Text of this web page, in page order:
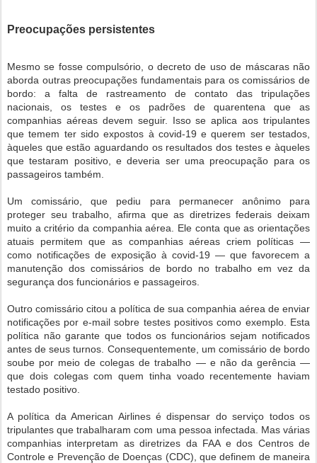
Preocupações persistentes
Mesmo se fosse compulsório, o decreto de uso de máscaras não
aborda outras preocupações fundamentais para os comissários de
bordo: a falta de rastreamento de contato das tripulações
nacionais, os testes e os padrões de quarentena que as
companhias aéreas devem seguir. Isso se aplica aos tripulantes
que temem ter sido expostos à covid-19 e querem ser testados,
àqueles que estão aguardando os resultados dos testes e àqueles
que testaram positivo, e deveria ser uma preocupação para os
passageiros também.
Um comissário, que pediu para permanecer anônimo para
proteger seu trabalho, afirma que as diretrizes federais deixam
muito a critério da companhia aérea. Ele conta que as orientações
atuais permitem que as companhias aéreas criem políticas —
como notificações de exposição à covid-19 — que favorecem a
manutenção dos comissários de bordo no trabalho em vez da
segurança dos funcionários e passageiros.
Outro comissário citou a política de sua companhia aérea de enviar
notificações por e-mail sobre testes positivos como exemplo. Esta
política não garante que todos os funcionários sejam notificados
antes de seus turnos. Consequentemente, um comissário de bordo
soube por meio de colegas de trabalho — e não da gerência —
que dois colegas com quem tinha voado recentemente haviam
testado positivo.
A política da American Airlines é dispensar do serviço todos os
tripulantes que trabalharam com uma pessoa infectada. Mas várias
companhias interpretam as diretrizes da FAA e dos Centros de
Controle e Prevenção de Doenças (CDC), que definem de maneira